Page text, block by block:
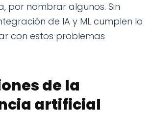
por nombrar algunos. Sin
de IA y ML cumplen la
con estos problemas
de la
artificial